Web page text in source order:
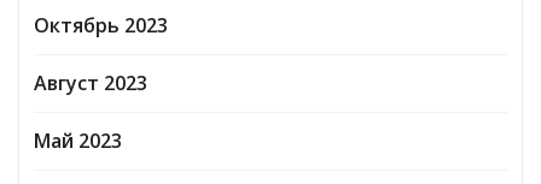
Октябрь 2023
Август 2023
Май 2023